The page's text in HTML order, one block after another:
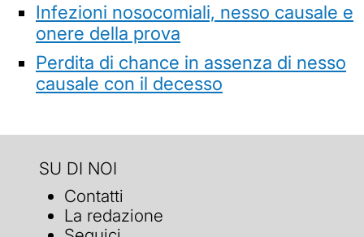
Infezioni nosocomiali, nesso causale e
onere della prova
Perdita di chance in assenza di nesso
causale con il decesso
SU DI NOI
Contatti
La redazione